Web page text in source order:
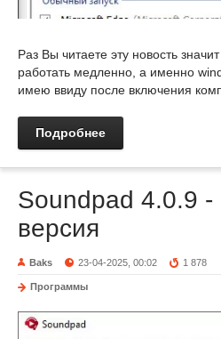
Раз Вы читаете эту новость
работать медленно, а именно
имею ввиду после включения
Подробнее
Soundpad 4.0.9 -
версия
Baks 23-04-2025, 00:02 1 878
Программы